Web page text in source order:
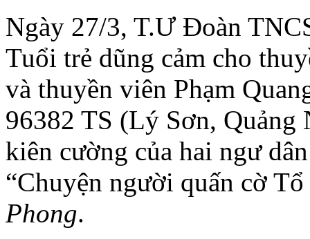
Ngày 27/3, T.Ư Đoàn
Tuổi trẻ dũng cảm cho
và thuyền viên Phạm
96382 TS (Lý Sơn, Quảng
kiên cường của hai ngư
“Chuyện người quấn cờ
Phong.